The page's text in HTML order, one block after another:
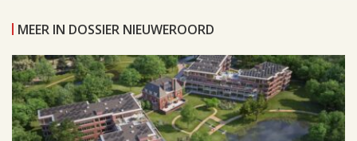
MEER IN DOSSIER NIEUWEROORD